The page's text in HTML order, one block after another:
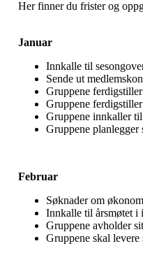
Her finner du frister og
Januar
Innkalle til
Sende ut
Gruppene
Gruppene
Gruppene innkaller
Gruppene
Februar
Søknader om
Innkalle til årsmøtet i
Gruppene avholder
Gruppene skal